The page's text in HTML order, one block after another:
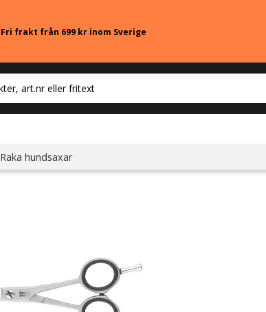
Fri frakt från 699 kr inom Sverige
Raka hundsaxar